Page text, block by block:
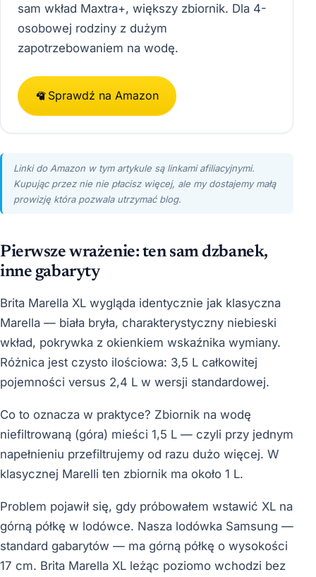
sam wkład Maxtra+, większy zbiornik. Dla 4-
osobowej rodziny z dużym
zapotrzebowaniem na wodę.
Sprawdź na Amazon
Linki do Amazon w tym artykule są linkami afiliacyjnymi.
Kupując przez nie nie płacisz więcej, ale my dostajemy małą
prowizję która pozwala utrzymać blog.
Pierwsze wrażenie: ten sam dzbanek,
inne gabaryty
Brita Marella XL wygląda identycznie jak klasyczna
Marella — biała bryła, charakterystyczny niebieski
wkład, pokrywka z okienkiem wskaźnika wymiany.
Różnica jest czysto ilościowa: 3,5 L całkowitej
pojemności versus 2,4 L w wersji standardowej.
Co to oznacza w praktyce? Zbiornik na wodę
niefiltrowaną (góra) mieści 1,5 L — czyli przy jednym
napełnieniu przefiltrujemy od razu dużo więcej. W
klasycznej Marelli ten zbiornik ma około 1 L.
Problem pojawił się, gdy próbowałem wstawić XL na
górną półkę w lodówce. Nasza lodówka Samsung —
standard gabarytów — ma górną półkę o wysokości
17 cm. Brita Marella XL leżąc poziomo wchodzi bez